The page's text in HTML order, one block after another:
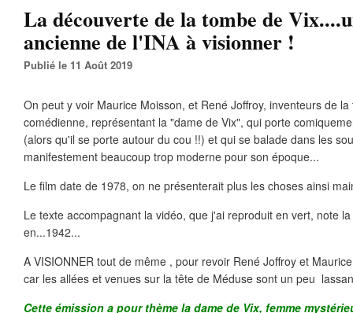
La découverte de la tombe de
ancienne de l'INA à visionner !
Publié le 11 Août 2019
On peut y voir Maurice Moisson, et René Joffroy, inventeurs de
comédienne, représentant la "dame de Vix", qui porte
(alors qu'il se porte autour du cou !!) et qui se balade dans les
manifestement beaucoup trop moderne pour son époque...
Le film date de 1978, on ne présenterait plus les choses ainsi
Le texte accompagnant la vidéo, que j'ai reproduit en vert, note
en...1942...
A VISIONNER tout de même , pour revoir René Joffroy et
car les allées et venues sur la tête de Méduse sont un peu
Cette émission a pour thème la dame de Vix, femme